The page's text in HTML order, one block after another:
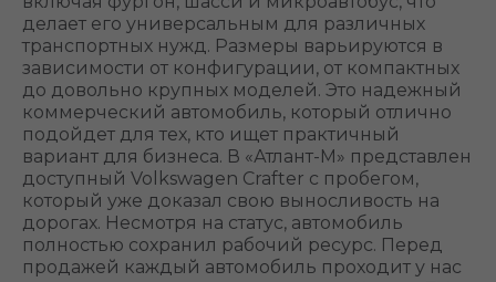
делает его универсальным для различных
транспортных нужд. Размеры варьируются в
зависимости от конфигурации, от компактных
до довольно крупных моделей. Это надежный
коммерческий автомобиль, который отлично
подойдет для тех, кто ищет практичный
вариант для бизнеса. В «Атлант-М» представлен
доступный Volkswagen Crafter с пробегом,
который уже доказал свою выносливость на
дорогах. Несмотря на статус, автомобиль
полностью сохранил рабочий ресурс. Перед
продажей каждый автомобиль проходит у нас